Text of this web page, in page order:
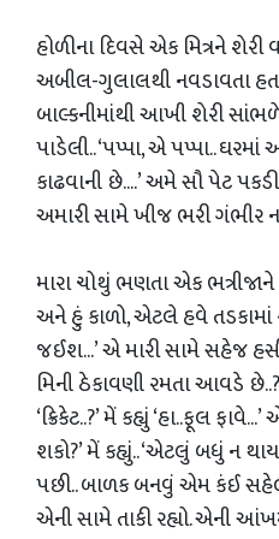
હોળીના દિવસે એક મિત્રને શેરી
અબીલ-ગુલાલથી નવડાવતા
બાલ્કનીમાંથી આખી શેરી
પાડેલી.. ‘પપ્પા, એ પપ્પા..
કાઢવાની છે....’ અમે સૌ પેટ
અમારી સામે ખીજ ભરી ગંભીર
મારા ચોથું ભણતા એક ભત્રીજાને
અને હું કાળો, એટલે હવે તડકામાં
જઈશ...’ એ મારી સામે સહેજ
મિની ઠેકાવણી રમતા આવડે છે..?’
‘ક્રિકેટ..?’ મેં કહ્યું ‘હા..ફૂલ
શકો?’ મેં કહ્યું.. ‘એટલું બધું ન
પછી.. બાળક બનવું એમ કંઈ
એની સામે તાકી રહ્યો. એની